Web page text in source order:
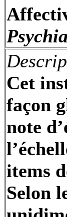
Cet
façon
note
items
Selon